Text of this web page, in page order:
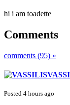
hi i am toadette
Comments
comments (95) »
Posted 4 hours ago